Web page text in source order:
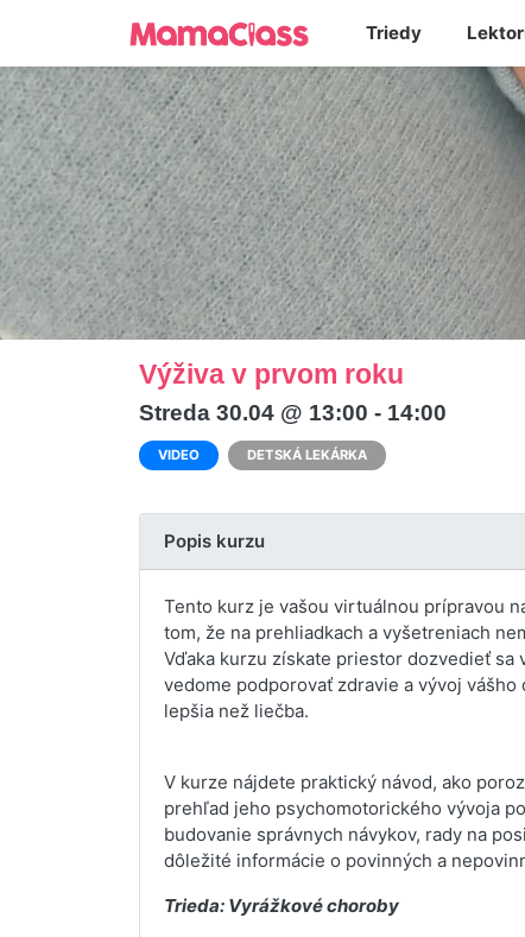
Triedy
Výživa v prvom roku
Streda 30.04 @ 13:00 - 14:00
VIDEO DETSKÁ LEKÁRKA
Popis kurzu
Tento kurz je vašou virtuálnou prípravou
tom, že na prehliadkach a vyšetreniach
Vďaka kurzu získate priestor dozvedieť sa
vedome podporovať zdravie a vývoj
lepšia než liečba.
V kurze nájdete praktický návod, ako
prehľad jeho psychomotorického vývoja
budovanie správnych návykov, rady na
dôležité informácie o povinných a
Trieda: Vyrážkové choroby